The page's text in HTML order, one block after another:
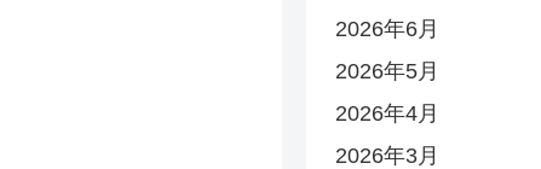
2026年6月
2026年5月
2026年4月
2026年3月